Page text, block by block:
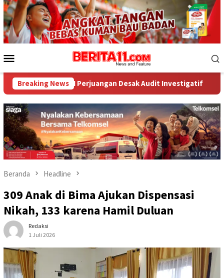
Loncat
ke
konten
Mobile
Breaking NewsDesak Audit Investigatif WNA Asal Arab
Beranda Headline
309 Anak di Bima Ajukan Dispensasi
Nikah, 133 karena Hamil Duluan
Redaksi
1 Juli 2026